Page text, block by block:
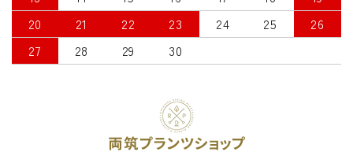
20
21 22 23 24 25
26
27
28 29 30